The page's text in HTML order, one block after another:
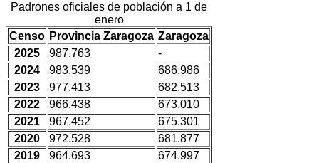
Padrones oficiales de población a 1 de
enero
Censo Provincia Zaragoza Zaragoza
2025
987.763
-
2024
983.539
686.986
2023
977.413
682.513
2022
966.438
673.010
2021
967.452
675.301
2020
972.528
681.877
2019
964.693
674.997